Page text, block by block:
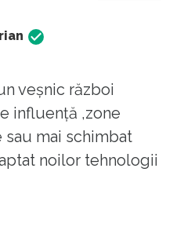
veşnic război
influență ,zone
mai schimbat
noilor tehnologii
şi informații